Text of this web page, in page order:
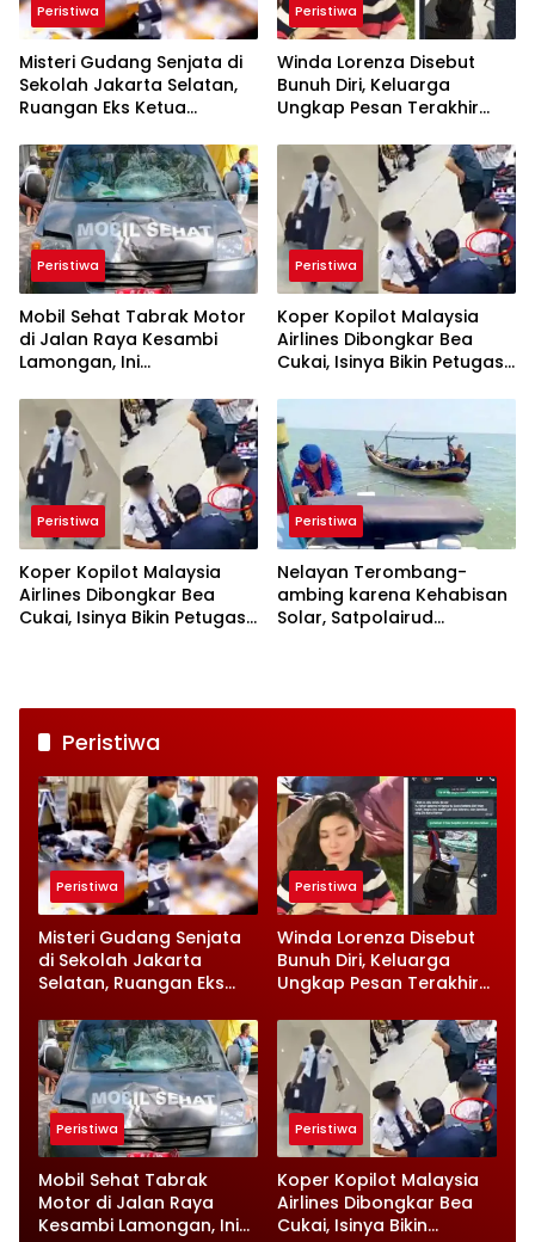
Peristiwa
Misteri Gudang Senjata di
Sekolah Jakarta Selatan,
Ruangan Eks Ketua
Peristiwa
Winda Lorenza Disebut
Bunuh Diri, Keluarga
Ungkap Pesan Terakhir
Peristiwa
Mobil Sehat Tabrak Motor
di Jalan Raya Kesambi
Lamongan, Ini
Peristiwa
Koper Kopilot Malaysia
Airlines Dibongkar Bea
Cukai, Isinya Bikin Petugas
Peristiwa
Koper Kopilot Malaysia
Airlines Dibongkar Bea
Cukai, Isinya Bikin Petugas
Peristiwa
Nelayan Terombang-
ambing karena Kehabisan
Solar, Satpolairud
Peristiwa
Peristiwa
Misteri Gudang Senjata
di Sekolah Jakarta
Selatan, Ruangan Eks
Sorotan
Peristiwa
Winda Lorenza Disebut
Bunuh Diri, Keluarga
Ungkap Pesan Terakhir
Rumah
Peristiwa
Mobil Sehat Tabrak
Motor di Jalan Raya
Kesambi Lamongan, Ini
Peristiwa
Koper Kopilot Malaysia
Airlines Dibongkar Bea
Cukai, Isinya Bikin